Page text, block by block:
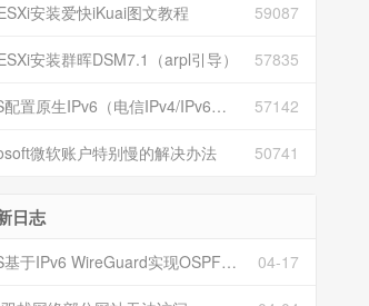
59087
安装爱快iKuai图文教程
57835
安装群晖DSM7.1（arpl引导）
57142
RouterOS配置原生IPv6（电信IPv4/IPv6双栈）
50741
微软账户特别慢的解决办法
日志
04-17
RouterOS基于IPv6 WireGuard实现OSPF异地组网